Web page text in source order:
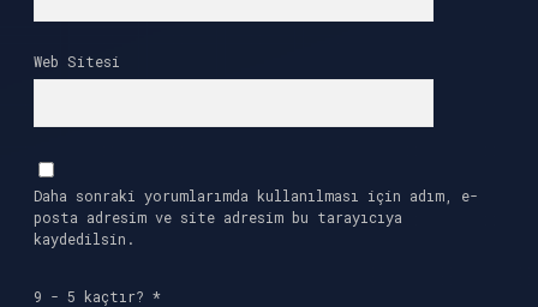
Web Sitesi
Daha sonraki yorumlarımda kullanılması için adım, e-
posta adresim ve site adresim bu tarayıcıya
kaydedilsin.
9 - 5 kaçtır? *